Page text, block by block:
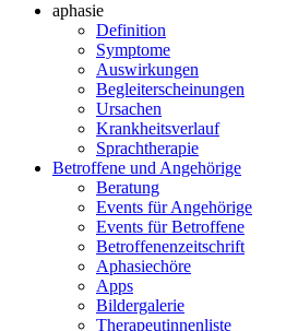
aphasie
Definition
Symptome
Auswirkungen
Begleiterscheinungen
Ursachen
Krankheitsverlauf
Sprachtherapie
Betroffene und Angehörige
Beratung
Events für Angehörige
Events für Betroffene
Betroffenenzeitschrift
Aphasiechöre
Apps
Bildergalerie
Therapeutinnenliste